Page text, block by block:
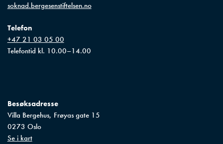
soknad.bergesenstiftelsen.no
Telefon
+47 21 03 05 00
Telefontid kl. 10.00–14.00
Besøksadresse
Villa Bergehus, Frøyas gate 15
0273 Oslo
Se i kart